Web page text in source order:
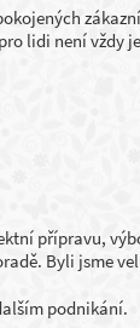
lidi není vždy
přípravu,
Byli jsme
podnikání.